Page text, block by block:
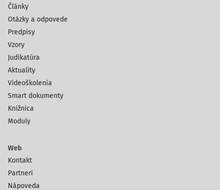
Články
Otázky a odpovede
Predpisy
Vzory
Judikatúra
Aktuality
Videoškolenia
Smart dokumenty
Knižnica
Moduly
Web
Kontakt
Partneri
Nápoveda